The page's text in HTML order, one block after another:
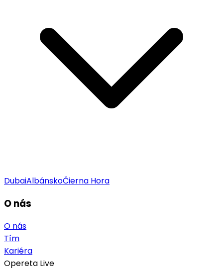
DubaiAlbánskoČierna Hora
O nás
O nás
Tím
Kariéra
Opereta Live